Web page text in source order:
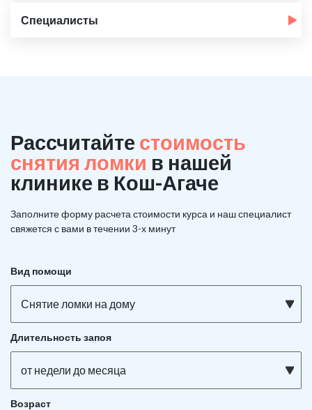
Специалисты
Рассчитайте стоимость
снятия ломки в нашей
клинике в Кош-Агаче
Заполните форму расчета стоимости курса и наш специалист
свяжется с вами в течении 3-х минут
Вид помощи
Снятие ломки на дому
Длительность запоя
от недели до месяца
Возраст